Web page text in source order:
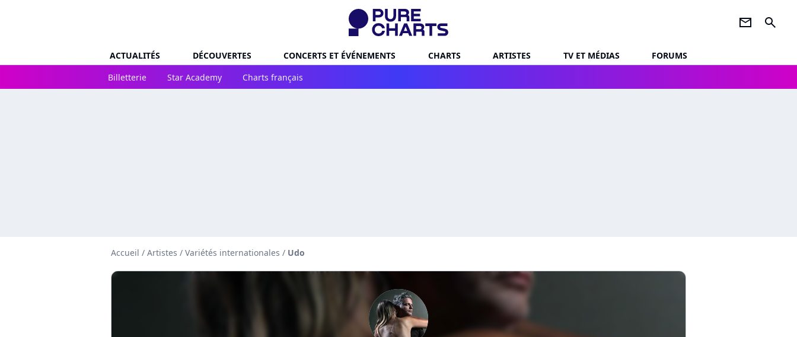
newsletter search
ACTUALITÉS DÉCOUVERTES CONCERTS ET ÉVÉNEMENTS CHARTS ARTISTES TV ET MÉDIAS
FORUMS
Billetterie
Star Academy Charts français
Accueil / Artistes / Variétés internationales / Udo